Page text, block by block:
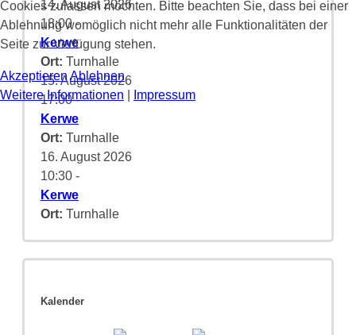
14. August 2026
18:00-
Kerwe
Ort: Turnhalle
15. August 2026
17:00-
Kerwe
Ort: Turnhalle
16. August 2026
10:30 -
Kerwe
Ort: Turnhalle
Kalender
Cookies zulassen möchten. Bitte beachten Sie, dass bei einer
Ablehnung womöglich nicht mehr alle Funktionalitäten der
Seite zur Verfügung stehen.
Akzeptieren Ablehnen
Weitere Informationen
Impressum